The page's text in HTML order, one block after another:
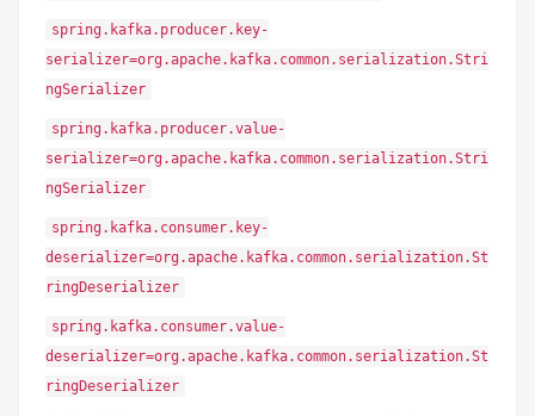
spring.kafka.producer.key-
serializer=org.apache.kafka.common.serialization.Stri
ngSerializer
spring.kafka.producer.value-
serializer=org.apache.kafka.common.serialization.Stri
ngSerializer
spring.kafka.consumer.key-
deserializer=org.apache.kafka.common.serialization.St
ringDeserializer
spring.kafka.consumer.value-
deserializer=org.apache.kafka.common.serialization.St
ringDeserializer